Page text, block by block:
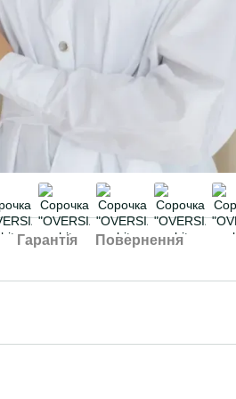
Гарантія Повернення